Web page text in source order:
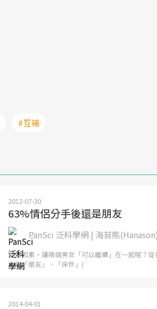
#互補
2012-07-30
63%情侶分手後還是朋友
PanSci 泛科學網 | 海苔熊(Hanason)
什麼因素，讓兩個男女「可以繼續」在一起呢？
人是「朋友」、「床伴」(
2014-04-01